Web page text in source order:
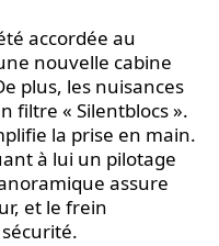
accordée au
nouvelle cabine
plus, les nuisances
filtre « Silentblocs ».
la prise en main.
à lui un pilotage
assure
et le frein